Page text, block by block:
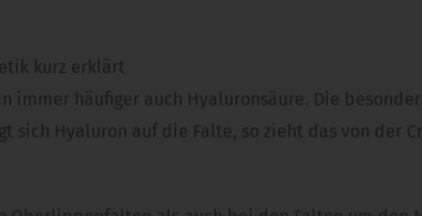
kurz erklärt
häufiger auch Hyaluronsäure. Die
Hyaluron auf die Falte, so zieht das von der